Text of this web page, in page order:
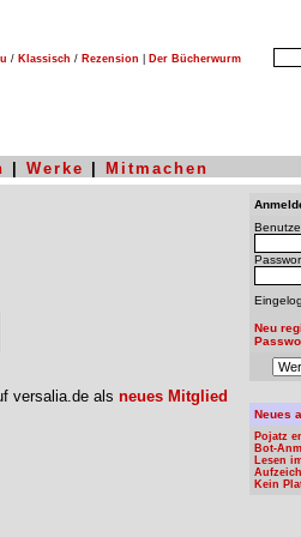
/ Klassisch / Rezension Der Bücherwurm
Werke Mitmachen
versalia.de als neues Mitglied
Neu
Neues
Pojatz
Bot-
Lesen
Kein